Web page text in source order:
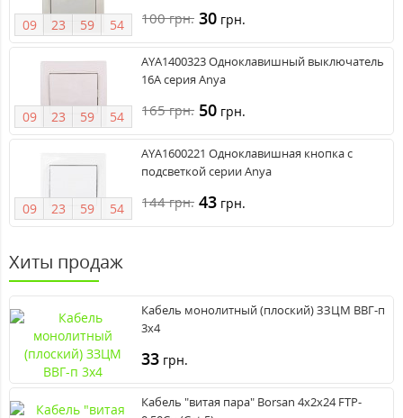
09 23 59 53 100грн. 30грн.
09 23 59 53
AYA1400323 Одноклавишный выключатель
16А серия Anya
165грн. 50грн.
09 23 59 53
AYA1600221 Одноклавишная кнопка с
подсветкой серии Anya
144грн. 43грн.
Хиты продаж
Кабель монолитный (плоский) ЗЗЦМ ВВГ-п
3х4
33грн.
Кабель "витая пара" Borsan 4x2x24 FTP-